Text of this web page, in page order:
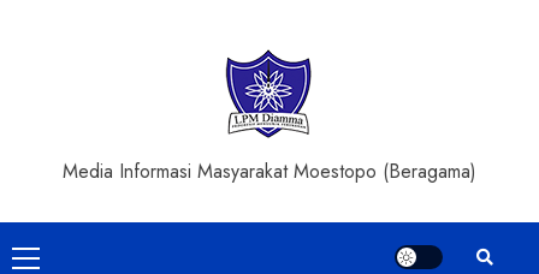
Media Informasi Masyarakat Moestopo (Beragama)
Primary